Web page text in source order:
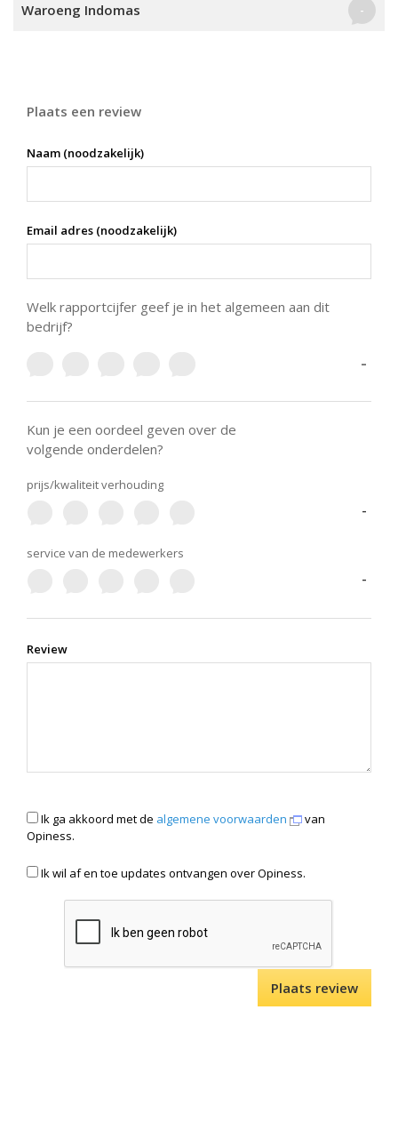
Waroeng Indomas -
Plaats een review
Naam (noodzakelijk)
Email adres (noodzakelijk)
Welk rapportcijfer geef je in het algemeen aan dit
bedrijf?
-
Kun je een oordeel geven over de
volgende onderdelen?
prijs/kwaliteit verhouding
-
service van de medewerkers
-
Review
Ik ga akkoord met de algemene voorwaarden
van
Opiness.
Ik wil af en toe updates ontvangen over Opiness.